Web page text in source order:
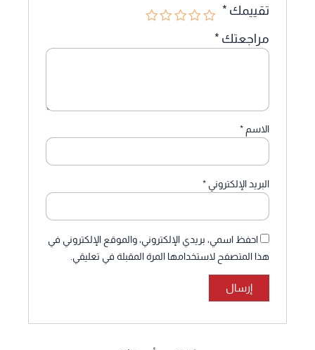
تقييمك *
مراجعتك *
الاسم*
البريد الإلكتروني*
احفظ اسمي، بريدي الإلكتروني، والموقع الإلكتروني في
هذا المتصفح لاستخدامها المرة المقبلة في تعليقي.